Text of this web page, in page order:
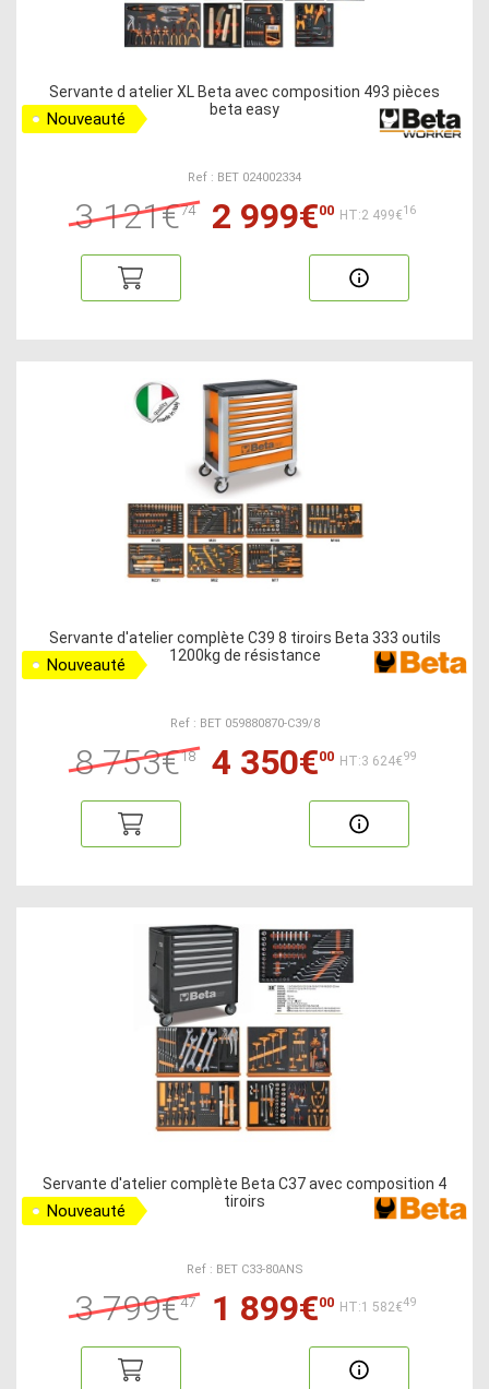
Servante d atelier XL Beta avec composition 493 pièces
beta easy
Nouveauté
Ref : BET 024002334
3 121€74 2 999€00 HT:2 499€16
Servante d'atelier complète C39 8 tiroirs Beta 333 outils
1200kg de résistance
Nouveauté
Ref : BET 059880870-C39/8
8 753€18 4 350€00 HT:3 624€99
Servante d'atelier complète Beta C37 avec composition 4
tiroirs
Nouveauté
Ref : BET C33-80ANS
3 799€47 1 899€00 HT:1 582€49